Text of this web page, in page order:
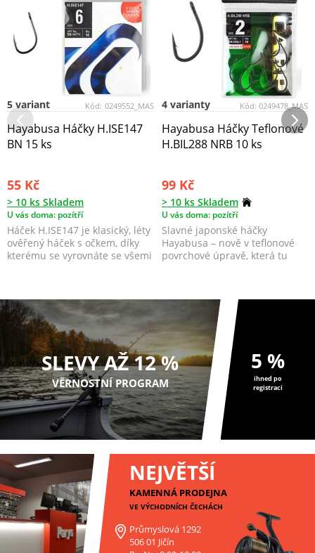
Kód: 0249552_MAS
5 variant
Hayabusa Háčky H.ISE147
BN 15 ks
55 Kč
> 10 ks Skladem
U vás doma: pozítří
Háček H.ISE147 je klasický, léty
ověřený háček s očkem, díky
kterému se vyrovnáte se všemi
Kód: 0249478_MAS
4 varianty
Hayabusa Háčky Teflonové
H.BIL288 NRB 10 ks
99 Kč
> 10 ks Skladem
U vás doma: pozítří
Slavné japonské háčky
Hayabusa – nově v teflonové
povrchové úpravě, která tu
SLEVY AŽ 12 %
VĚRNOSTNÍ PROGRAM
5 %
ihned po
registraci
NEJVĚTŠÍ
KAMENNÁ PRODEJNA
VE VÝCHODNÍCH ČECHÁCH
Průmyslová 1292
506 01 Jičín